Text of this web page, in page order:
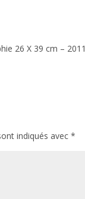
26 X 39 cm – 2011
indiqués avec*